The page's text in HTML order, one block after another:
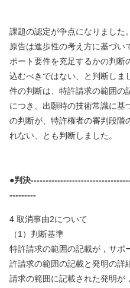
課題の認定が争点になりました。
原告は進歩性の考え方に基づ
ポート要件を充足するかの判断
込むべきではない、と判断しま
件の判断は、特許請求の範囲の
につき、出願時の技術常識に基
の判断が、特許権者の審判段階
れない、とも判断しました。
●判決
---------
4 取消事由2について
（1）判断基準
特許請求の範囲の記載が，サポ
許請求の範囲の記載と発明の詳
請求の範囲に記載された発明が